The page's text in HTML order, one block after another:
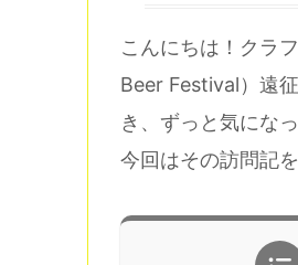
こんにちは！クラ
Beer Festival）遠
き、ずっと気にな
今回はその訪問記